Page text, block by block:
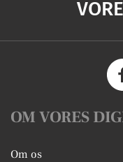
OM VORES
Om os